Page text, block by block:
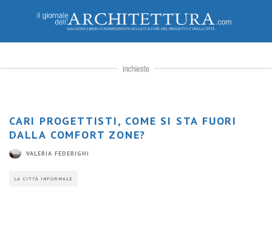
CARI PROGETTISTI, COME SI STA FUORI
DALLA COMFORT ZONE?
VALERIA FEDERIGHI
LA CITTÀ INFORMALE